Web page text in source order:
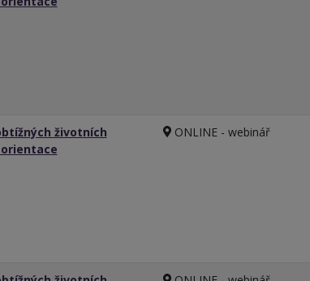
životních
ONLINE - webinář